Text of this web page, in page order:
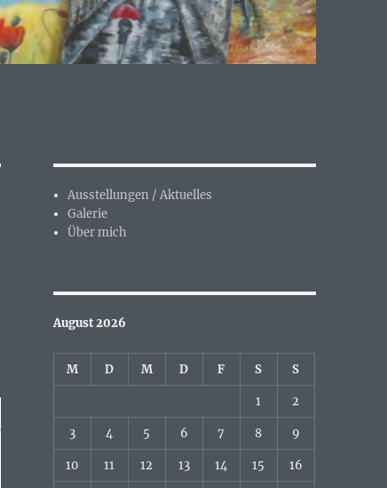
Ausstellungen / Aktuelles
Galerie
Über mich
August 2026
M D M D F S S
1 2
3 4 5 6 7 8 9
10 11 12 13 14 15 16